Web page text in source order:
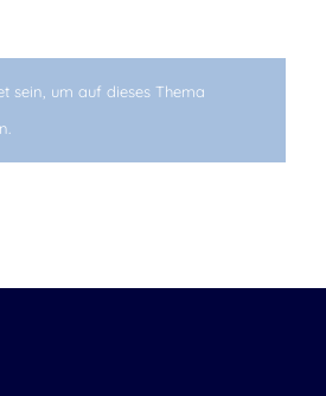
sein, um auf dieses Thema